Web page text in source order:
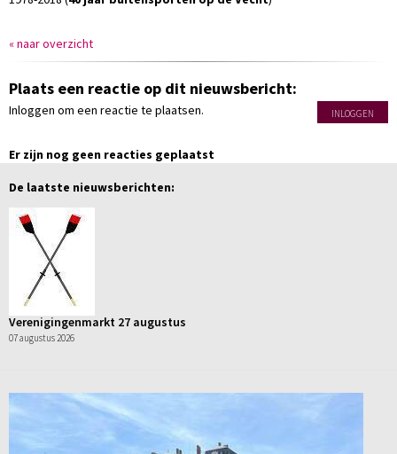
« naar overzicht
Plaats een reactie op dit nieuwsbericht:
Inloggen om een reactie te plaatsen. INLOGGEN
Er zijn nog geen reacties geplaatst
De laatste nieuwsberichten:
Verenigingenmarkt 27 augustus
07 augustus 2026